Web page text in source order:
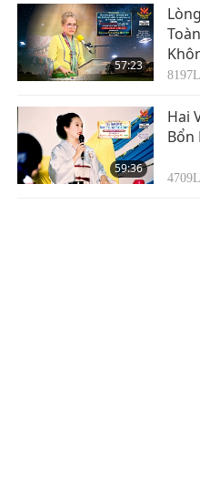
Lời
Và
1/2
57:23
8197
59:36
Hai
Bổn
4709